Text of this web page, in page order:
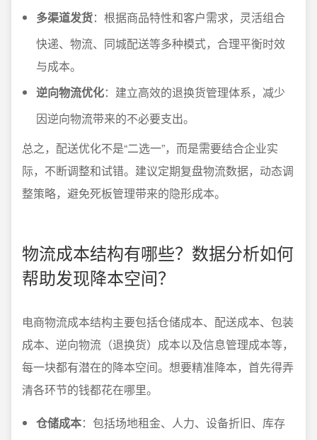
多渠道发货：根据商品特性和客户需求，灵活组合
快递、物流、同城配送等多种模式，合理平衡时效
与成本。
逆向物流优化：建立高效的退换货管理体系，减少
因逆向物流带来的不必要支出。
总之，配送优化不是“二选一”，而是需要结合企业实
际，不断调整和试错。建议定期复盘物流数据，动态调
整策略，避免死板管理带来的隐形成本。
物流成本结构有哪些？数据分析如何
帮助发现降本空间？
电商物流成本结构主要包括仓储成本、配送成本、包装
成本、逆向物流（退换货）成本以及信息管理成本等，
每一块都有潜在的降本空间。想要精准降本，首先得弄
清各环节的钱都花在哪里。
仓储成本：包括场地租金、人力、设备折旧、库存